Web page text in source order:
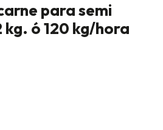
para semi
kg. ó 120 kg/hora